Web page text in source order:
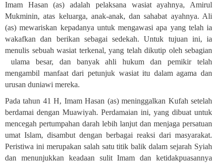
Imam Hasan (as) adalah pelaksana wasiat ayahnya, Amirul
Mukminin, atas keluarga, anak-anak, dan sahabat ayahnya. Ali
(as) mewariskan kepadanya untuk mengawasi apa yang telah ia
wakafkan dan berikan sebagai sedekah. Untuk tujuan ini, ia
menulis sebuah wasiat terkenal, yang telah dikutip oleh sebagian
ulama besar, dan banyak ahli hukum dan pemikir telah
mengambil manfaat dari petunjuk wasiat itu dalam agama dan
urusan duniawi mereka.
Pada tahun 41 H, Imam Hasan (as) meninggalkan Kufah setelah
berdamai dengan Muawiyah. Perdamaian ini, yang dibuat untuk
mencegah pertumpahan darah lebih lanjut dan menjaga persatuan
umat Islam, disambut dengan berbagai reaksi dari masyarakat.
Peristiwa ini merupakan salah satu titik balik dalam sejarah Syiah
dan menunjukkan keadaan sulit Imam dan ketidakpuasannya